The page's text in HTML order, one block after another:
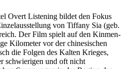
Overt Listening bildet den Fokus
von Tiffany Sia (geb.
Der Film spielt auf den Kinmen-
Kilometer vor der chinesischen
die Folgen des Kalten Krieges,
schwierigen und oft nicht